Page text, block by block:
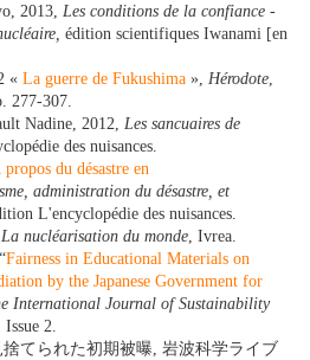
2013, Les conditions de la confiance -
édition scientifiques Iwanami [en
« La guerre de Fukushima », Hérodote,
277-307.
Nadine, 2012, Les sancuaires de
des nuisances.
propos du désastre en
administration du désastre, et
L'encyclopédie des nuisances.
nucléarisation du monde, Ivrea.
Fairness in Educational Materials on
by the Japanese Government for
International Journal of Sustainability
2.
捨てられた初期被曝, 岩波科学ライブ